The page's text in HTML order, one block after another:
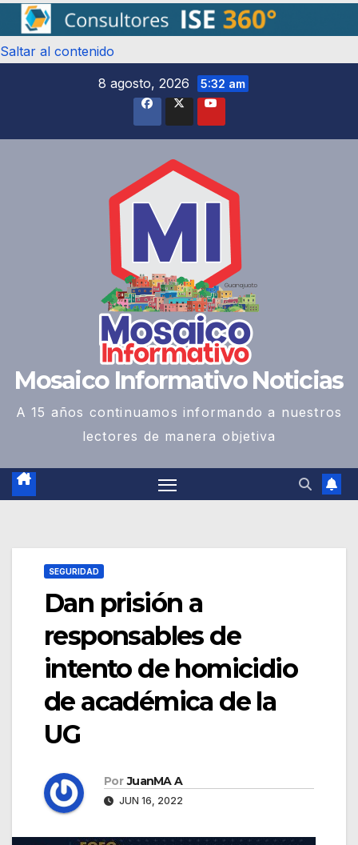
Saltar al contenido
8 agosto, 2026
5:32 am
Mosaico Informativo Noticias
A 15 años continuamos informando a nuestros
lectores de manera objetiva
SEGURIDAD
Dan prisión a
responsables de
intento de homicidio
de académica de la
UG
Por JuanMA A
JUN 16, 2022